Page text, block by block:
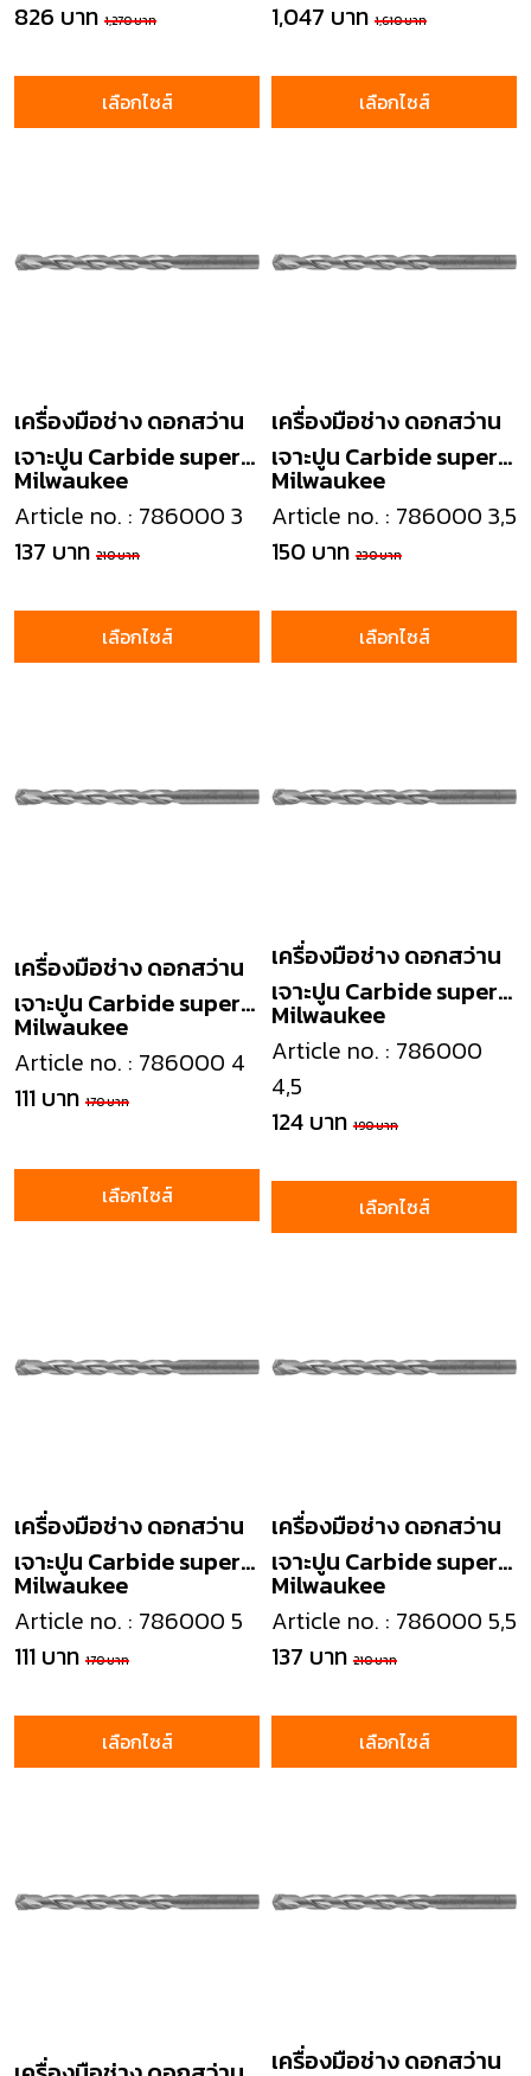
826 บาท 1,270 บาท
เลือกไซส์
1,047 บาท 1,610 บาท
เลือกไซส์
Milwaukee
เครื่องมือช่าง ดอกสว่าน
เจาะปูน Carbide super
masonry drill
Article no. : 786000 3
137 บาท 210 บาท
เลือกไซส์
Milwaukee
เครื่องมือช่าง ดอกสว่าน
เจาะปูน Carbide super
masonry drill
Article no. : 786000 3,5
150 บาท 230 บาท
เลือกไซส์
Milwaukee
เครื่องมือช่าง ดอกสว่าน
เจาะปูน Carbide super
masonry drill
Article no. : 786000 4
111 บาท 170 บาท
เลือกไซส์
Milwaukee
เครื่องมือช่าง ดอกสว่าน
เจาะปูน Carbide super
masonry drill
Article no. : 786000
4,5
124 บาท 190 บาท
เลือกไซส์
Milwaukee
เครื่องมือช่าง ดอกสว่าน
เจาะปูน Carbide super
masonry drill
Article no. : 786000 5
111 บาท 170 บาท
เลือกไซส์
Milwaukee
เครื่องมือช่าง ดอกสว่าน
เจาะปูน Carbide super
masonry drill
Article no. : 786000 5,5
137 บาท 210 บาท
เลือกไซส์
เครื่องมือช่าง ดอกสว่าน